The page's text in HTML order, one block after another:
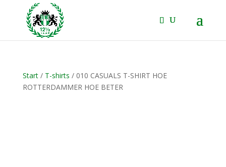
Start/ T-shirts / 010 CASUALS T-SHIRT HOE
ROTTERDAMMER HOE BETER